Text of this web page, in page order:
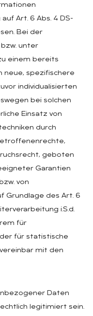
Art. 6 Abs. 4 DS-
Bei der
unter
einem bereits
neue, spezifischere
individualisierten
bei solchen
Einsatz von
durch
geboten
Garantien
von
Grundlage des Art. 6
i.S.d.
für
für statistische
mit den
Daten
legitimiert sein.